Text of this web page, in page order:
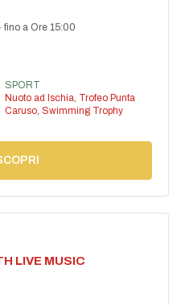
fino a Ore 15:00
SPORT
Nuoto ad Ischia, Trofeo Punta
Caruso, Swimming Trophy
LIVE MUSIC